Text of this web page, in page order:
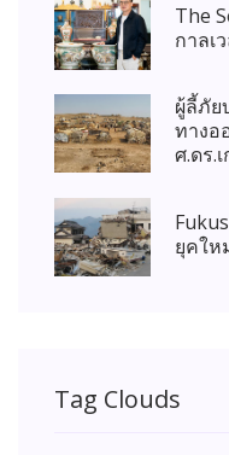
The
กาลเ
ผู้ลี้ภัย
ทางอ
ศ.ดร.
ยุคให
Tag Clouds